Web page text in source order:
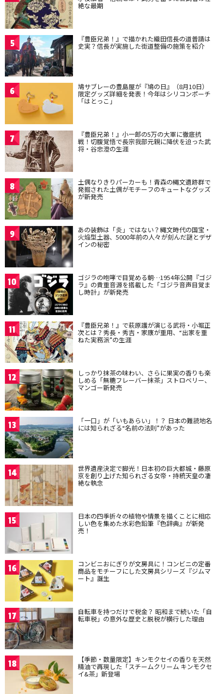
絶な最期
5 『豊臣兄弟！』で描かれた織田信長の道普請は
史実？信長が実施した街道整備の施策を紹介
6 鳩サブレーの豊島屋が『鳩の日』（8月10日）
限定グッズ詳細を発表！今年はシリコンポーチ
「はとっこ」
7 『豊臣兄弟！』小一郎の5万の大軍に徹底抗
戦！切腹覚悟で長宗我部元親に降伏を迫った武
将・谷忠澄の生涯
8 土偶なりきりパーカーも！青森の縄文遺跡群で
発掘された土偶がモチーフのキュートなグッズ
が新発売
9 あの装飾は「炎」ではない？縄文時代の国宝・
火焔型土器、5000年前の人々が刻んだ謎とデザ
インの秘密
10 ゴジラの咆哮で目覚める朝…1954年公開『ゴジ
ラ』の貴重音源を搭載した「ゴジラ音声目覚ま
し時計」が新発売
11 『豊臣兄弟！』で萩原護が演じる武将・小堀正
次とは？秀長・秀吉・家康が重用、“出家を重
ねた実務派”の生涯
12 しっかり抹茶の味わい、さらに果実の香りも楽
しめる「無糖フレーバー抹茶」ストロベリー、
マンゴー新発売
13 「一口」が「いもあらい」！？ 日本の難読地名
には知られざる“名前の法則”があった
14 世界遺産決定で脚光！日本初の巨大都城・藤原
京を創り上げた知られざる女帝・持統天皇の凄
絶な執念
15 日本の四季折々の植物や情景を描くことに相応
しい色を集めた水彩色鉛筆『色辞典』が新発
売！
16 コンビニおにぎりが文房具に！コンビニの定番
商品をモチーフにした文房具シリーズ『ジムマ
ート』誕生
17 自転車を持つだけで税金？ 昭和まで続いた「自
転車税」の意外な歴史と脱税が横行した理由
18 【季節・数量限定】キンモクセイの香りを天然
精油で再現した「スチームクリーム キンモクセ
イ&茶」新登場